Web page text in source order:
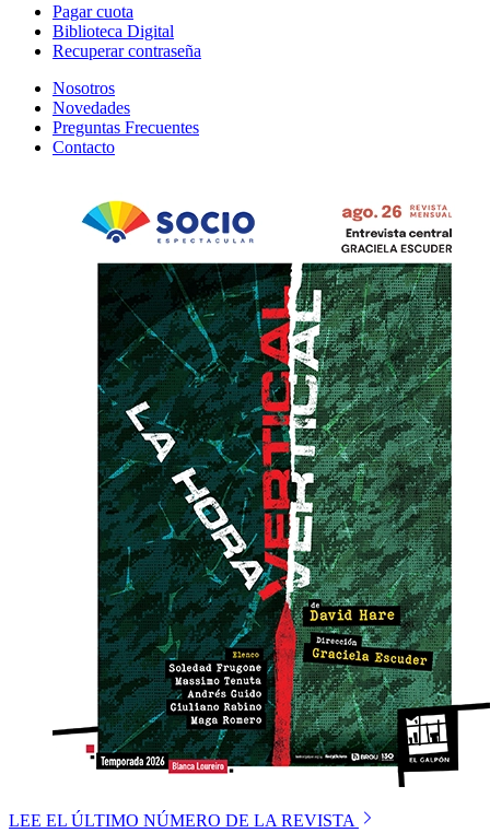
Pagar cuota
Biblioteca Digital
Recuperar contraseña
Nosotros
Novedades
Preguntas Frecuentes
Contacto
LEE EL ÚLTIMO NÚMERO DE LA REVISTA